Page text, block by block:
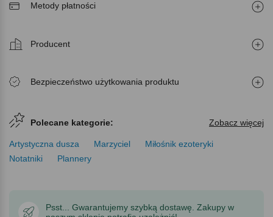
Metody płatności
Producent
Bezpieczeństwo użytkowania produktu
Polecane kategorie: Zobacz więcej
Artystyczna dusza Marzyciel
Miłośnik ezoteryki
Notatniki
Plannery
Psst... Gwarantujemy szybką dostawę. Zakupy w